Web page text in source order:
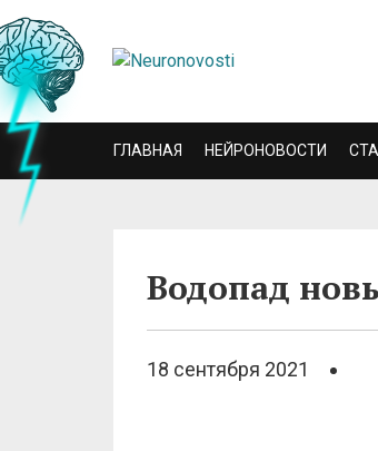
ГЛАВНАЯ НЕЙРОНОВОСТИ
Водопад
18 сентября 2021